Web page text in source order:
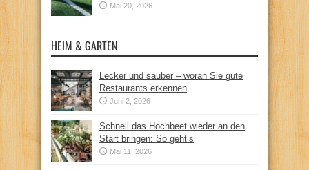
Mai 20, 2026
HEIM & GARTEN
Lecker und sauber – woran Sie gute
Restaurants erkennen
Juni 2, 2026
Schnell das Hochbeet wieder an den
Start bringen: So geht’s
Mai 11, 2026